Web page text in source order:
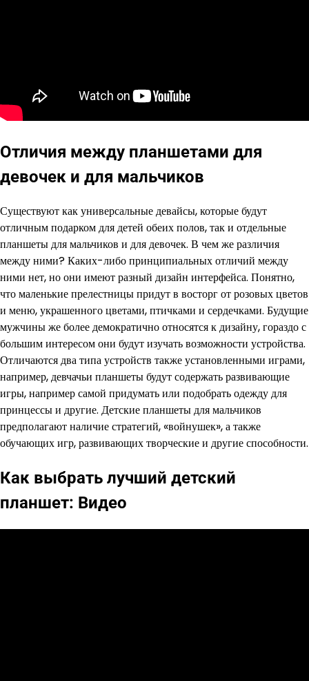
Отличия между планшетами для
девочек и для мальчиков
Существуют как универсальные девайсы, которые будут
отличным подарком для детей обеих полов, так и отдельные
планшеты для мальчиков и для девочек. В чем же различия
между ними? Каких-либо принципиальных отличий между
ними нет, но они имеют разный дизайн интерфейса. Понятно,
что маленькие прелестницы придут в восторг от розовых цветов
и меню, украшенного цветами, птичками и сердечками. Будущие
мужчины же более демократично относятся к дизайну, гораздо с
большим интересом они будут изучать возможности устройства.
Отличаются два типа устройств также установленными играми,
например, девчачьи планшеты будут содержать развивающие
игры, например самой придумать или подобрать одежду для
принцессы и другие. Детские планшеты для мальчиков
предполагают наличие стратегий, «войнушек», а также
обучающих игр, развивающих творческие и другие способности.
Как выбрать лучший детский
планшет: Видео